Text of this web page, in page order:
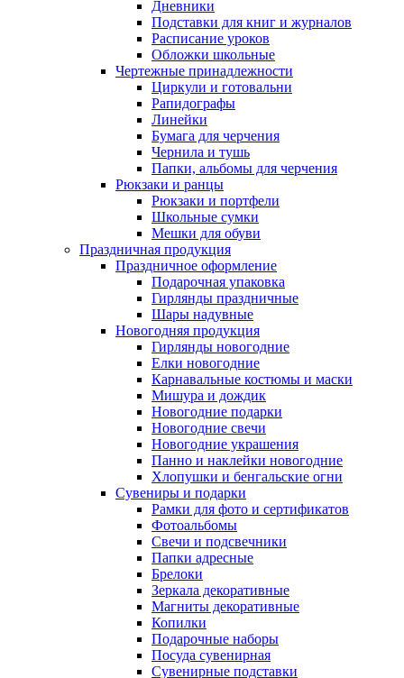
Дневники
Подставки для книг и журналов
Расписание уроков
Обложки школьные
Чертежные принадлежности
Циркули и готовальни
Рапидографы
Линейки
Бумага для черчения
Чернила и тушь
Папки, альбомы для черчения
Рюкзаки и ранцы
Рюкзаки и портфели
Школьные сумки
Мешки для обуви
Праздничная продукция
Праздничное оформление
Подарочная упаковка
Гирлянды праздничные
Шары надувные
Новогодняя продукция
Гирлянды новогодние
Елки новогодние
Карнавальные костюмы и маски
Мишура и дождик
Новогодние подарки
Новогодние свечи
Новогодние украшения
Панно и наклейки новогодние
Хлопушки и бенгальские огни
Сувениры и подарки
Рамки для фото и сертификатов
Фотоальбомы
Свечи и подсвечники
Папки адресные
Брелоки
Зеркала декоративные
Магниты декоративные
Копилки
Подарочные наборы
Посуда сувенирная
Сувенирные подставки